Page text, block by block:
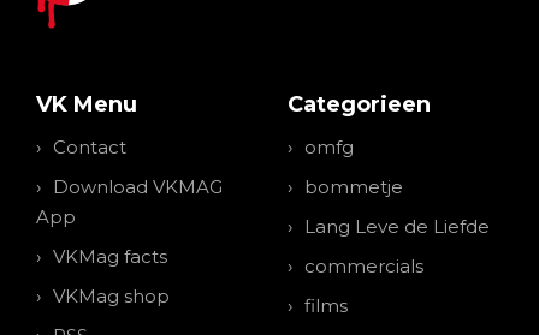
VK Menu
Contact
Download VKMAG
App
VKMag facts
VKMag shop
Categorieen
omfg
bommetje
Lang Leve de Liefde
commercials
films